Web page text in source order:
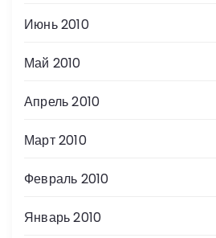
Июнь 2010
Май 2010
Апрель 2010
Март 2010
Февраль 2010
Январь 2010